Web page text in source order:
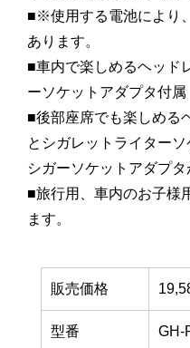
■※使用する電池により
あります。
■車内で楽しめるヘッド
ーソケットアダプタ付属
■後部座席でも楽しめる
とシガレットライター
シガーソケットアダプタ
■旅行用、車内のお子様
ます。
販売価格
型番 GH-